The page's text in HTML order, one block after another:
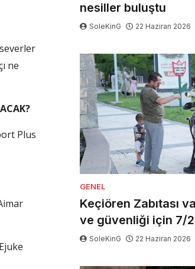
ne
Plus
nesiller buluştu
SoleKinG 22 Haziran 2026
GENEL
Keçiören Zabıtası
ve güvenliği için 7/
SoleKinG 22 Haziran 2026